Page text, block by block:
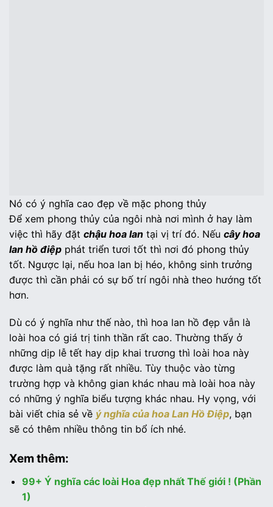
Nó có ý nghĩa cao đẹp về mặc phong thủy
Để xem phong thủy của ngôi nhà nơi mình ở hay làm
việc thì hãy đặt chậu hoa lan tại vị trí đó. Nếu cây hoa
lan hồ điệp phát triển tươi tốt thì nơi đó phong thủy
tốt. Ngược lại, nếu hoa lan bị héo, không sinh trưởng
được thì cần phải có sự bố trí ngôi nhà theo hướng tốt
hơn.
Dù có ý nghĩa như thế nào, thì hoa lan hồ đẹp vẫn là
loài hoa có giá trị tinh thần rất cao. Thường thấy ở
những dịp lễ tết hay dịp khai trương thì loài hoa này
được làm quà tặng rất nhiều. Tùy thuộc vào từng
trường hợp và không gian khác nhau mà loài hoa này
có những ý nghĩa biểu tượng khác nhau. Hy vọng, với
bài viết chia sẻ về ý nghĩa của hoa Lan Hồ Điệp, bạn
sẽ có thêm nhiều thông tin bổ ích nhé.
Xem thêm:
99+ Ý nghĩa các loài Hoa đẹp nhất Thế giới ! (Phần
1)